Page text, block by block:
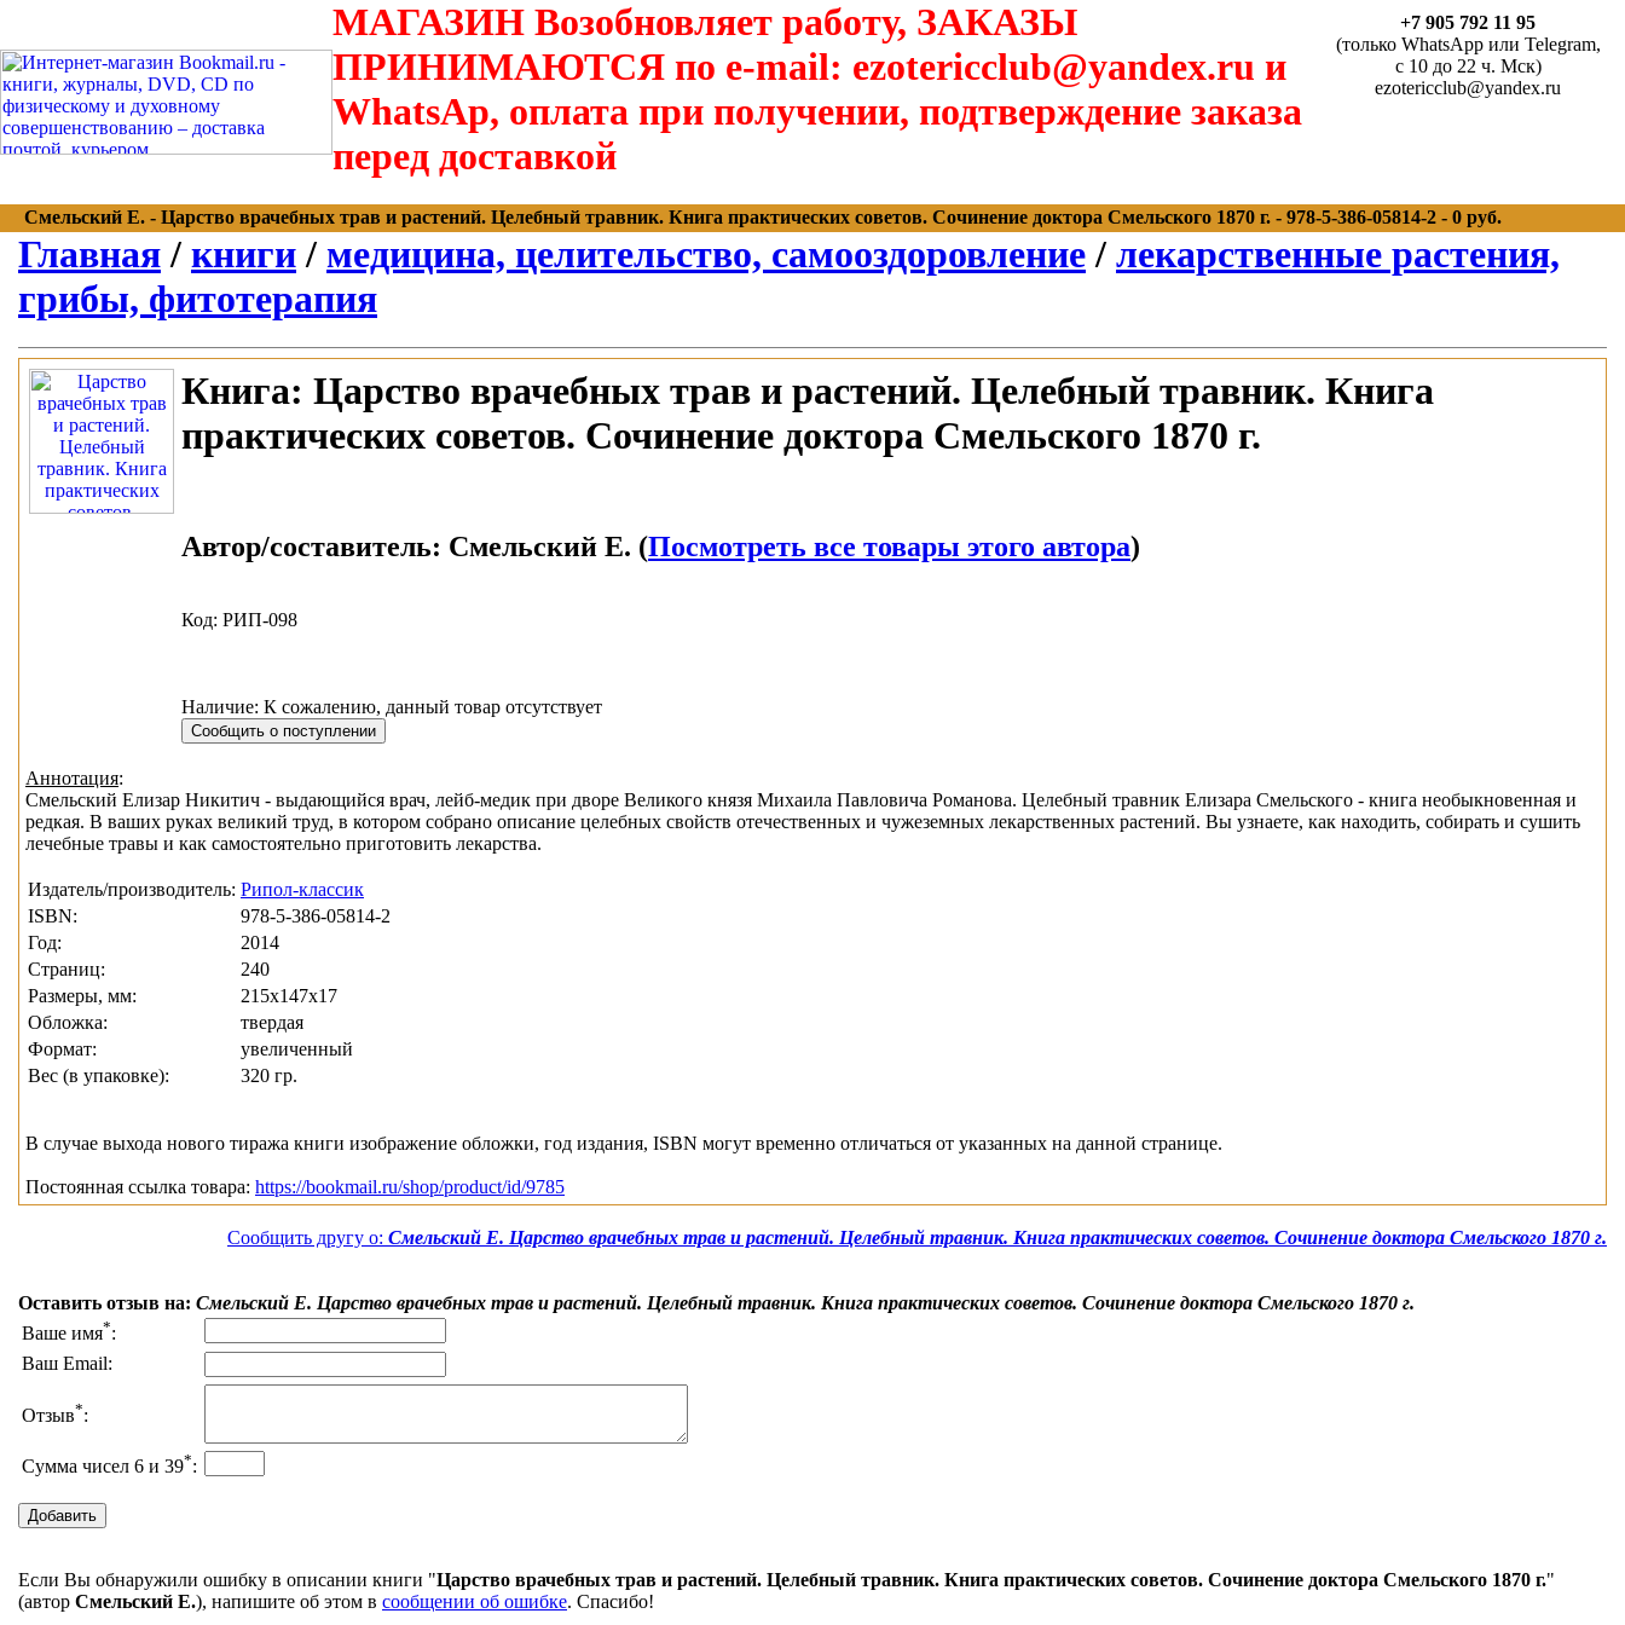
МАГАЗИН Возобновляет работу, ЗАКАЗЫ
ПРИНИМАЮТСЯ по e-mail: ezotericclub@yandex.ru и
WhatsAp, оплата при получении, подтверждение заказа
перед доставкой
+7 905 792 11 95
(только WhatsApp или Telegram,
с 10 до 22 ч. Мск)
ezotericclub@yandex.ru
Смельский Е. - Царство врачебных трав и растений. Целебный травник. Книга практических советов. Сочинение доктора Смельского 1870 г. - 978-5-386-05814-2 - 0 руб.
Главная / книги / медицина, целительство, самооздоровление / лекарственные растения,
грибы, фитотерапия
Книга: Царство врачебных трав и растений. Целебный травник. Книга
практических советов. Сочинение доктора Смельского 1870 г.
Автор/составитель: Смельский Е. (Посмотреть все товары этого автора)
Код: РИП-098
Наличие: К сожалению, данный товар отсутствует
Аннотация:
Смельский Елизар Никитич - выдающийся врач, лейб-медик при дворе Великого князя Михаила Павловича Романова. Целебный травник Елизара Смельского - книга необыкновенная и
редкая. В ваших руках великий труд, в котором собрано описание целебных свойств отечественных и чужеземных лекарственных растений. Вы узнаете, как находить, собирать и сушить
лечебные травы и как самостоятельно приготовить лекарства.
Издатель/производитель: Рипол-классик
ISBN:
978-5-386-05814-2
Год:
2014
Страниц:
240
Размеры, мм:
215x147x17
Обложка:
твердая
Формат:
увеличенный
Вес (в упаковке):
320 гр.
В случае выхода нового тиража книги изображение обложки, год издания, ISBN могут временно отличаться от указанных на данной странице.
Постоянная ссылка товара: https://bookmail.ru/shop/product/id/9785
Сообщить другу о: Смельский Е. Царство врачебных трав и растений. Целебный травник. Книга практических советов. Сочинение доктора Смельского 1870 г.
Оставить отзыв на: Смельский Е. Царство врачебных трав и растений. Целебный травник. Книга практических советов. Сочинение доктора Смельского 1870 г.
Ваше имя*:
Ваш Email:
Отзыв*:
Сумма чисел 6 и 39*:
Если Вы обнаружили ошибку в описании книги "Царство врачебных трав и растений. Целебный травник. Книга практических советов. Сочинение доктора Смельского 1870 г."
(автор Смельский Е.), напишите об этом в сообщении об ошибке. Спасибо!